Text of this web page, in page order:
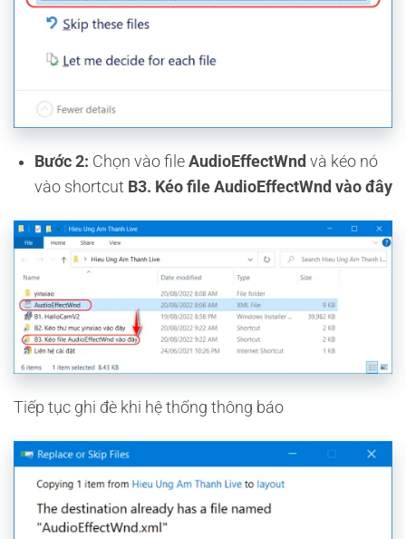
Bước 2: Chọn vào file AudioEffectWnd và kéo nó
vào shortcut B3. Kéo file AudioEffectWnd vào đây
Tiếp tục ghi đè khi hệ thống thông báo